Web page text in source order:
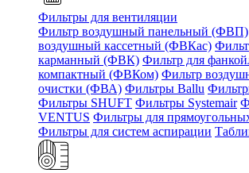
Фильтры для вентиляции
Фильтр воздушный панельный (ФВП)
воздушный кассетный (ФВКас)
карманный (ФВК) Фильтр для
компактный (ФВКом) Фильтр
очистки (ФВА) Фильтры Ballu
Фильтры SHUFT Фильтры Systemair
VENTUS Фильтры для
Фильтры для систем аспирации